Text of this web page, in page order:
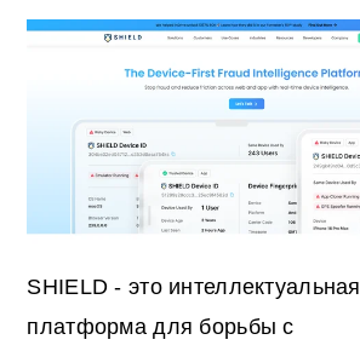
SHIELD - это интеллектуальная
платформа для борьбы с